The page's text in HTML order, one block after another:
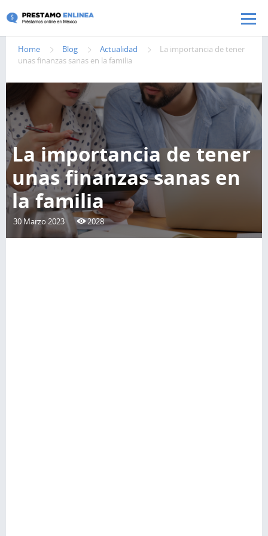
Pasar al contenido principal
Home Blog Actualidad
La importancia de tener
unas finanzas sanas en la familia
La importancia de tener
unas finanzas sanas en
la familia
30 Marzo 2023 2028